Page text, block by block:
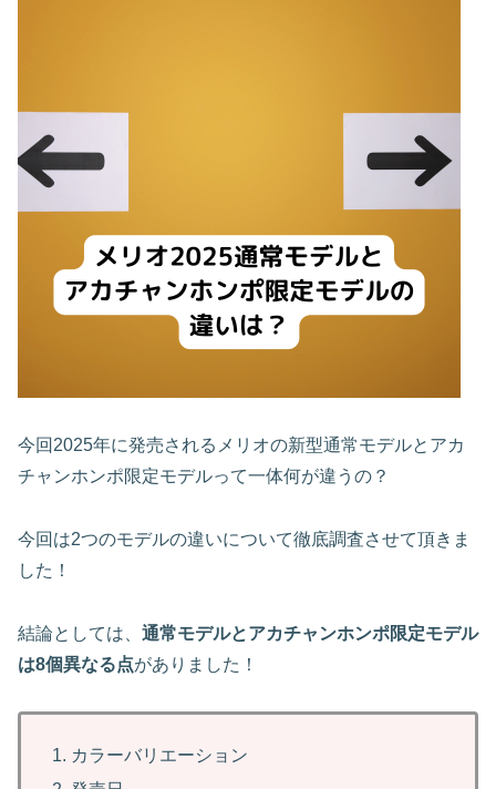
今回2025年に発売されるメリオの新型通常モデルとアカ
チャンホンポ限定モデルって一体何が違うの？
今回は2つのモデルの違いについて徹底調査させて頂きま
した！
結論としては、 通常モデルとアカチャンホンポ限定モデル
は8個異なる点がありました！
カラーバリエーション